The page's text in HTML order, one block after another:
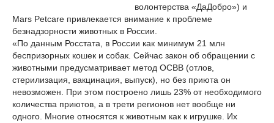
волонтерства «ДаДобро») и
Mars Petcare привлекается внимание к проблеме
безнадзорности животных в России.
«По данным Росстата, в России как минимум 21 млн
беспризорных кошек и собак. Сейчас закон об обращении с
животными предусматривает метод ОСВВ (отлов,
стерилизация, вакцинация, выпуск), но без приюта он
невозможен. При этом построено лишь 23% от необходимого
количества приютов, а в трети регионов нет вообще ни
одного. Многие относятся к животным как к игрушке. Их